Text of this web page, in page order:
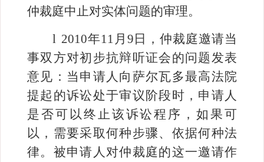
仲裁庭中止对实体问题的审理。
l 2010年11 月 9 日，仲裁庭邀请当
事双方对初步抗辩听证会的问题发表
意见：当申请人向萨尔瓦多最高法院
提起的诉讼处于审议阶段时，申请人
是否可以终止该诉讼程序，如果可
以，需要采取何种步骤、依据何种法
律。被申请人对仲裁庭的这一邀请作